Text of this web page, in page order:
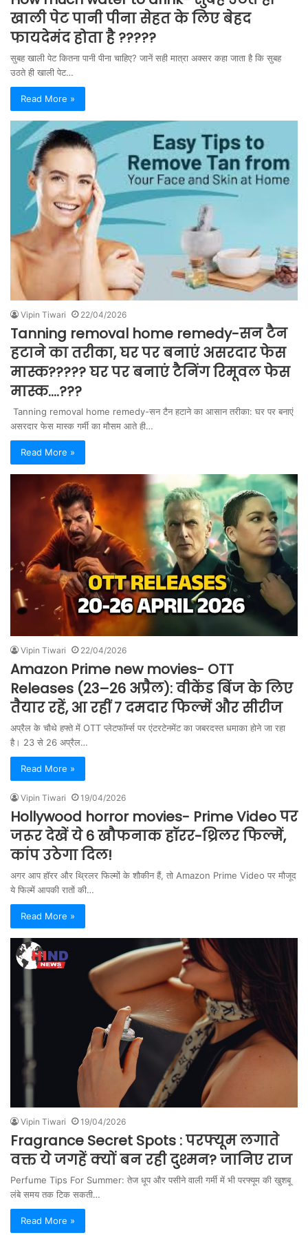
खाली पेट पानी पीना सेहत के लिए बेहद
फायदेमंद होता है ?????
सुबह खाली पेट कितना पानी पीना चाहिए? जानें सही मात्रा अक्सर कहा जाता है कि सुबह
उठते ही खाली पेट…
Read More »
Vipin Tiwari 22/04/2026
Tanning removal home remedy-सन टैन
हटाने का तरीका, घर पर बनाएं असरदार फेस
मास्क????? घर पर बनाएं टैनिंग रिमूवल फेस
मास्क….???
Tanning removal home remedy-सन टैन हटाने का आसान तरीका: घर पर बनाएं
असरदार फेस मास्क गर्मी का मौसम आते ही…
Read More »
Vipin Tiwari 22/04/2026
Amazon Prime new movies- OTT
Releases (23–26 अप्रैल): वीकेंड बिंज के लिए
तैयार रहें, आ रहीं 7 दमदार फिल्में और सीरीज
अप्रैल के चौथे हफ्ते में OTT प्लेटफॉर्म्स पर एंटरटेनमेंट का जबरदस्त धमाका होने जा रहा
है। 23 से 26 अप्रैल…
Read More »
Vipin Tiwari 19/04/2026
Hollywood horror movies- Prime Video पर
जरूर देखें ये 6 खौफनाक हॉरर-थ्रिलर फिल्में,
कांप उठेगा दिल!
अगर आप हॉरर और थ्रिलर फिल्मों के शौकीन हैं, तो Amazon Prime Video पर मौजूद
ये फिल्में आपकी रातों की…
Read More »
Vipin Tiwari 19/04/2026
Fragrance Secret Spots : परफ्यूम लगाते
वक्त ये जगहें क्यों बन रही दुश्मन? जानिए राज
Perfume Tips For Summer: तेज धूप और पसीने वाली गर्मी में भी परफ्यूम की खुशबू
लंबे समय तक टिक सकती…
Read More »